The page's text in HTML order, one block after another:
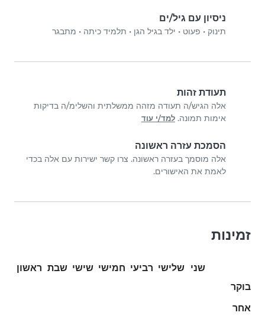
ניסיון עם גיל/ים
תינוק • פעוט • ילד בגיל הגן • תלמיד כיתה • מתבגר
תעודת זהות
אלה הגיש/ה תעודה מזהה ממשלתית והשלימ/ה בדיקות
אימות תמונה. למד/י עוד
הסמכת עזרה ראשונה
אלה מוסמך בעזרה ראשונה. צרו קשר ישירות עם אלה בכדי
לאמת את האישורים.
זמינות
שני שלישי רביעי חמישי שישי שבת ראשון
בוקר
אחר